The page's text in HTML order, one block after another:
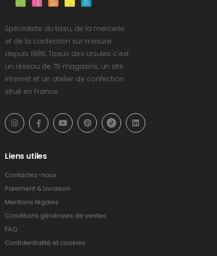
Spécialiste du tissu, de la mercerie
et de la confection sur mesure
depuis 1986, Tissus des Ursules c'est
un réseau de 75 magasins, un site
Internet et un atelier de confection
situé en France.
Liens utiles
Contactez-nous
Paiement & Livraison
Mentions légales
Conditions générales de ventes
FAQ
Confidentialité et cookies